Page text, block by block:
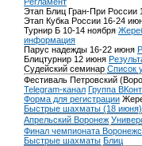
Этап Блиц Гран-При России
Этап Кубка России 16-24
Турнир Б 10-14 ноября
информация
Парус надежды 16-22 июня
Блицтурнир 12 июня
Судейский семинар Список
Фестиваль Петровский
Telegram-канал Группа
Форма для регистрации
Быстрые шахматы (18 июня)
Апрельский Воронеж
Финал чемпионата
Быстрые шахматы Блиц